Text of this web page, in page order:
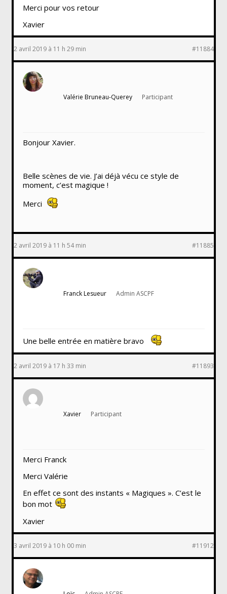
Merci pour vos retour
Xavier
2 avril 2019 à 11 h 29 min #11884
Valérie Bruneau-Querey Participant
Bonjour Xavier.
Belle scènes de vie. J’ai déjà vécu ce style de
moment, c’est magique !
Merci
2 avril 2019 à 11 h 54 min #11885
Franck Lesueur Admin ASCPF
Une belle entrée en matière bravo
2 avril 2019 à 17 h 33 min #11893
Xavier Participant
Merci Franck
Merci Valérie
En effet ce sont des instants « Magiques ». C’est le
bon mot
Xavier
3 avril 2019 à 10 h 00 min #11912